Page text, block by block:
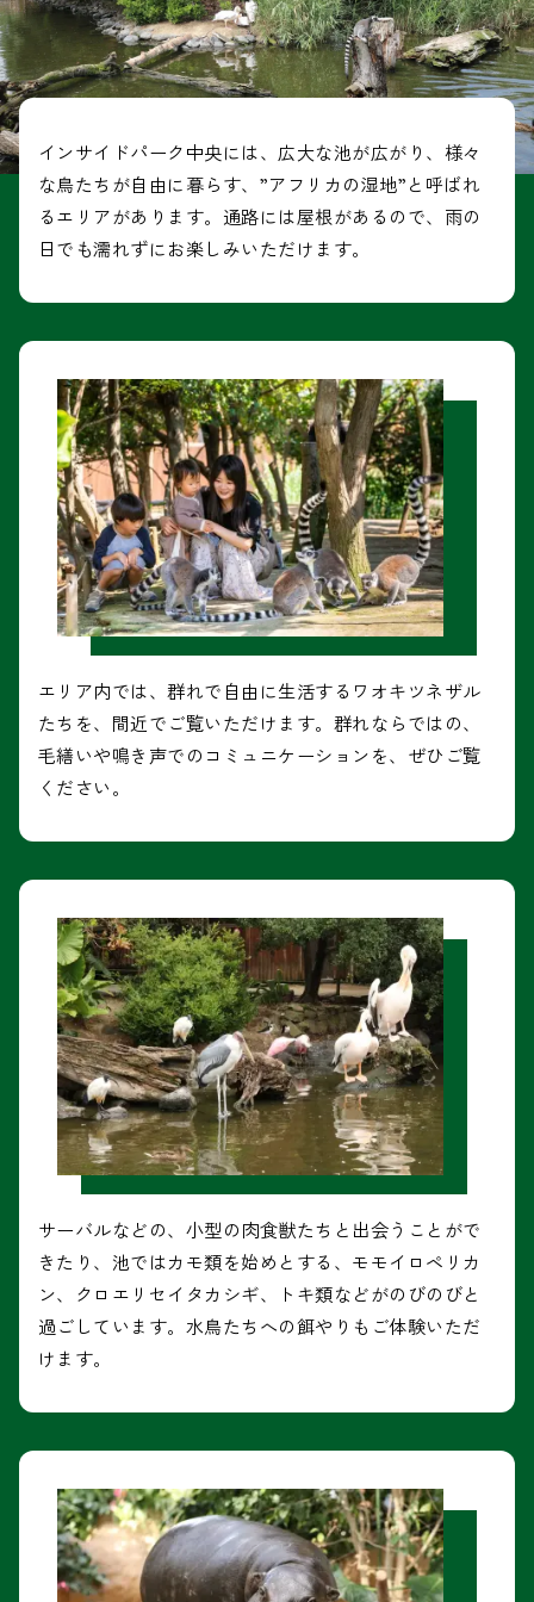
インサイドパーク中央には、広大な池が広がり、様々
な鳥たちが自由に暮らす、”アフリカの湿地”と呼ばれ
るエリアがあります。通路には屋根があるので、雨の
日でも濡れずにお楽しみいただけます。
エリア内では、群れで自由に生活するワオキツネザル
たちを、間近でご覧いただけます。群れならではの、
毛繕いや鳴き声でのコミュニケーションを、ぜひご覧
ください。
サーバルなどの、小型の肉食獣たちと出会うことがで
きたり、池ではカモ類を始めとする、モモイロペリカ
ン、クロエリセイタカシギ、トキ類などがのびのびと
過ごしています。水鳥たちへの餌やりもご体験いただ
けます。